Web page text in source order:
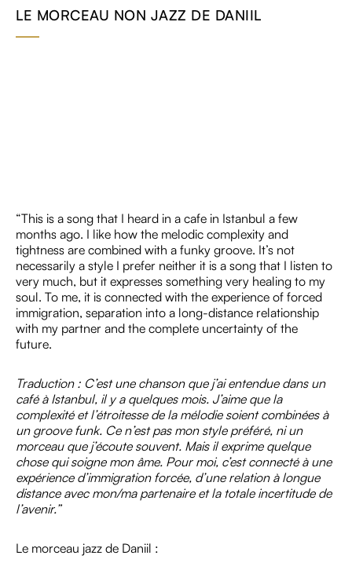
LE MORCEAU NON JAZZ DE DANIIL
“This is a song that I heard in a cafe in Istanbul a few
months ago. I like how the melodic complexity and
tightness are combined with a funky groove. It’s not
necessarily a style I prefer neither it is a song that I listen to
very much, but it expresses something very healing to my
soul. To me, it is connected with the experience of forced
immigration, separation into a long-distance relationship
with my partner and the complete uncertainty of the
future.
Traduction : C’est une chanson que j’ai entendue dans un
café à Istanbul, il y a quelques mois. J’aime que la
complexité et l’étroitesse de la mélodie soient combinées à
un groove funk. Ce n’est pas mon style préféré, ni un
morceau que j’écoute souvent. Mais il exprime quelque
chose qui soigne mon âme. Pour moi, c’est connecté à une
expérience d’immigration forcée, d’une relation à longue
distance avec mon/ma partenaire et la totale incertitude de
l’avenir.”
Le morceau jazz de Daniil :